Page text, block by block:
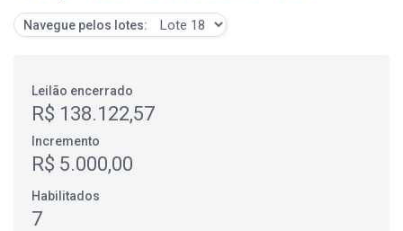
Navegue pelos lotes:
Leilão encerrado
R$ 138.122,57
Incremento
R$ 5.000,00
Habilitados
7